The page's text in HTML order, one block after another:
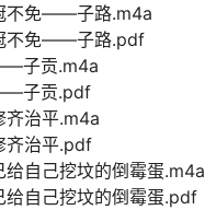
不免——子路.m4a
不免——子路.pdf
子贡.m4a
子贡.pdf
治平.m4a
治平.pdf
自己挖坟的倒霉蛋.m4a
自己挖坟的倒霉蛋.pdf